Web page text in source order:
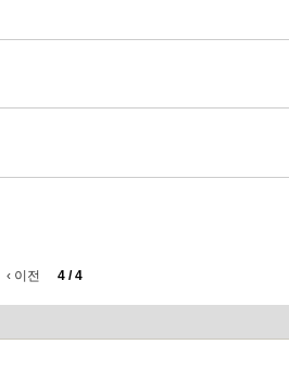
‹ 이전
4 / 4